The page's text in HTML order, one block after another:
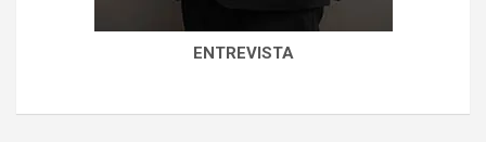
ENTREVISTA